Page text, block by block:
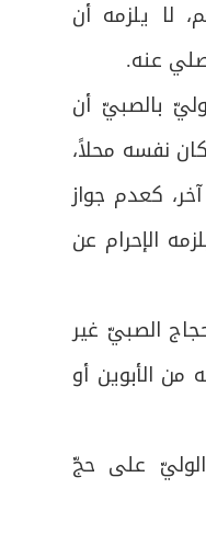
لا يلزمه أن
عنه.
بالصبيّ أن
نفسه محلاً،
كعدم جواز
الإحرام عن
الصبيّ غير
الأبوين أو
الوليّ على حجّ
تفاصيل هذا
فيه فرع
المكرّمة، وهي